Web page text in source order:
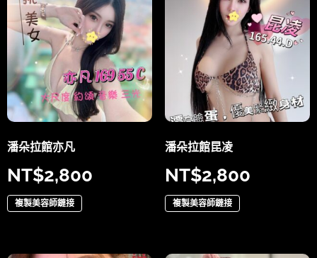
潘朵拉館亦凡
NT$2,800
複製美容師鏈接
潘朵拉館昆凌
NT$2,800
複製美容師鏈接